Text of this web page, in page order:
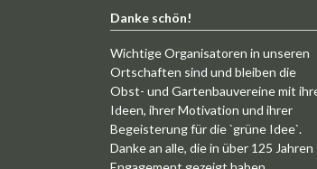
Danke schön!
Wichtige Organisatoren in unseren
Ortschaften sind und bleiben die
Obst- und Gartenbauvereine mit
Ideen, ihrer Motivation und ihrer
Begeisterung für die `grüne Idee`.
Danke an alle, die in über 125 Jahren